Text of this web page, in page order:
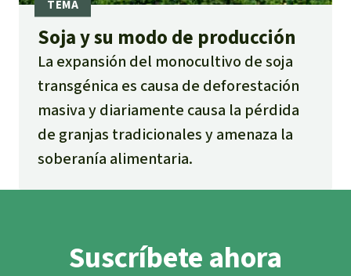
Soja y su modo de producción
La expansión del monocultivo de soja
transgénica es causa de deforestación
masiva y diariamente causa la pérdida
de granjas tradicionales y amenaza la
soberanía alimentaria.
Suscríbete ahora